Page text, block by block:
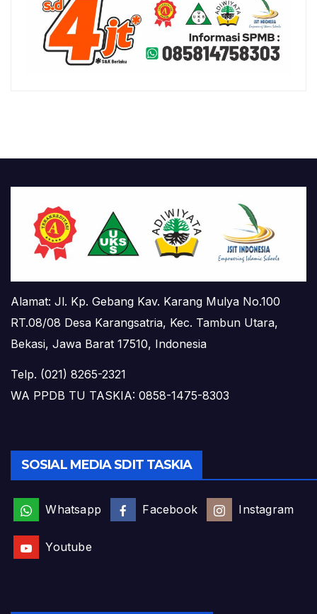
Alamat: Jl. Kp. Gebang Kav. Karang Mulya No.100
RT.08/08 Desa Karangsatria, Kec. Tambun Utara,
Bekasi, Jawa Barat 17510, Indonesia
Telp. (021) 8265-2321
WA PPDB TU TASKIA: 0858-1475-8303
SOSIAL MEDIA SDIT TASKIA
Whatsapp Facebook Instagram
Youtube